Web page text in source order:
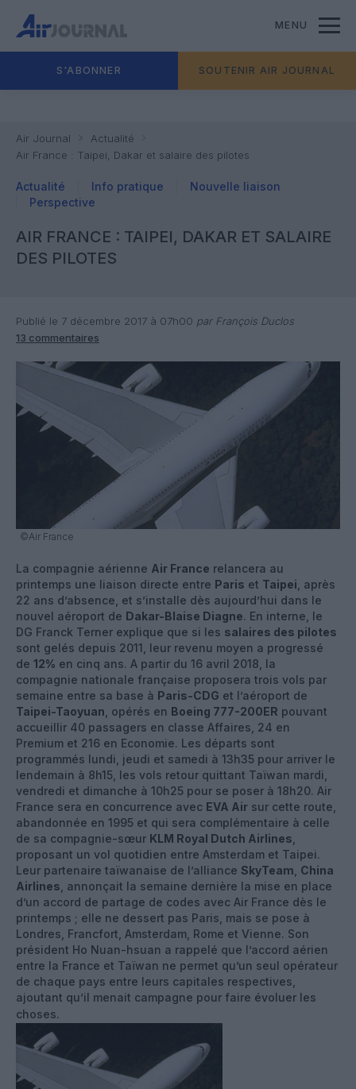
MENU
S'ABONNER SOUTENIR AIR JOURNAL
Air Journal
Actualité
Air France : Taipei, Dakar et salaire des pilotes
Actualité Info pratique
Nouvelle liaison
Perspective
AIR FRANCE : TAIPEI, DAKAR ET SALAIRE
DES PILOTES
Publié le 7 décembre 2017 à 07h00 par François Duclos
13 commentaires
©Air France
La compagnie aérienne Air France relancera au
printemps une liaison directe entre Paris et Taipei , après
22 ans d’absence, et s’installe dès aujourd’hui dans le
nouvel aéroport de Dakar-Blaise Diagne. En interne, le
DG Franck Terner explique que si les salaires des pilotes
sont gelés depuis 2011, leur revenu moyen a progressé
de 12% en cinq ans. A partir du 16 avril 2018, la
compagnie nationale française proposera trois vols par
semaine entre sa base à Paris-CDG et l’aéroport de
Taipei-Taoyuan , opérés en Boeing 777-200ER pouvant
accueillir 40 passagers en classe Affaires, 24 en
Premium et 216 en Economie. Les départs sont
programmés lundi, jeudi et samedi à 13h35 pour arriver le
lendemain à 8h15, les vols retour quittant Taïwan mardi,
vendredi et dimanche à 10h25 pour se poser à 18h20. Air
France sera en concurrence avec EVA Air sur cette route,
abandonnée en 1995 et qui sera complémentaire à celle
de sa compagnie-sœur KLM Royal Dutch Airlines
proposant un vol quotidien entre Amsterdam et Taipei.
Leur partenaire taïwanaise de l’alliance SkyTeam China
Airlines , annonçait la semaine dernière la mise en place
d’un accord de partage de codes avec Air France dès le
printemps ; elle ne dessert pas Paris, mais se pose à
Londres, Francfort, Amsterdam, Rome et Vienne. Son
président Ho Nuan-hsuan a rappelé que l’accord aérien
entre la France et Taïwan ne permet qu’un seul opérateur
de chaque pays entre leurs capitales respectives,
ajoutant qu’il menait campagne pour faire évoluer les
choses.